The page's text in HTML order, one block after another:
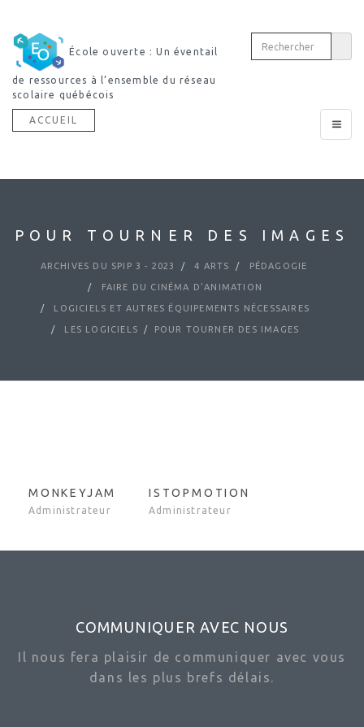
École ouverte : Un éventail
de ressources à l’ensemble du réseau
scolaire québécois
Toggle
ACCUEIL
POUR TOURNER DES IMAGES
ARCHIVES DU SPIP 3 - 2023 4 ARTS PÉDAGOGIE
FAIRE DU CINÉMA D’ANIMATION
LOGICIELS ET AUTRES ÉQUIPEMENTS NÉCESSAIRES
LES LOGICIELS POUR TOURNER DES IMAGES
MONKEYJAM
Administrateur
ISTOPMOTION
Administrateur
COMMUNIQUER AVEC NOUS
Il nous fera plaisir de communiquer avec vous
dans les plus brefs délais.